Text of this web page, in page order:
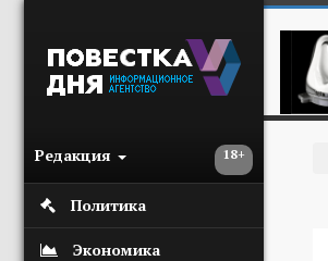
18+
Редакция
Политика
Экономика